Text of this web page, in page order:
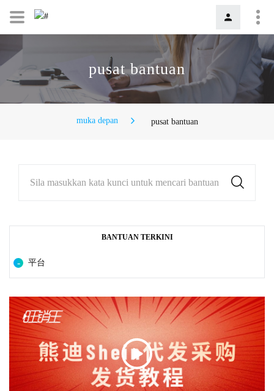
pusat bantuan
muka depan pusat bantuan
Sila masukkan kata kunci untuk mencari bantuan
BANTUAN TERKINI
平台